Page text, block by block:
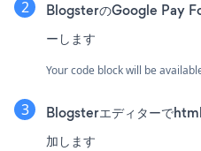
BlogsterのGoogle Pay
ーします
Your code block will be
Blogsterエディターで
加します